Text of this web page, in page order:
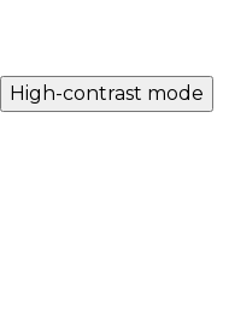
High-contrast mode